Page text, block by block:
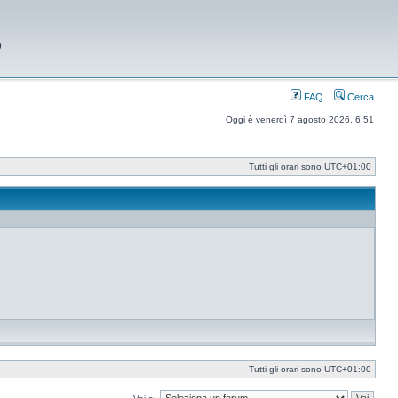
FAQ Cerca
Oggi è venerdì 7 agosto 2026, 6:51
Tutti gli orari sono UTC+01:00
Tutti gli orari sono UTC+01:00